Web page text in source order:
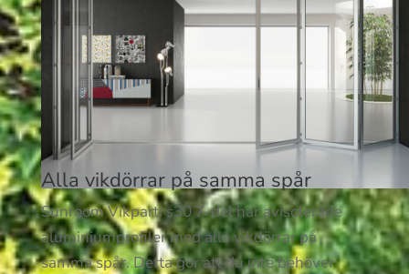
Alla vikdörrar på samma spår
Sunroom Vikparti s30 7-del har avisolerade
aluminiumprofiler med alla vikdörrar på
samma spår. Detta gör att du inte behöver